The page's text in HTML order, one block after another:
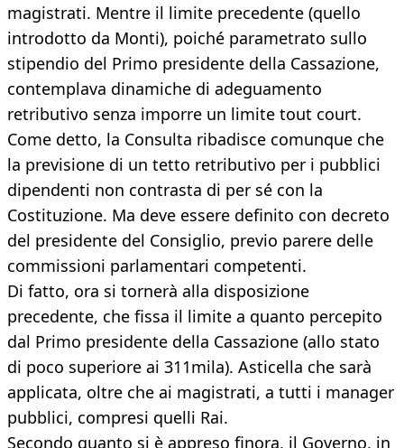
magistrati. Mentre il limite precedente (quello
introdotto da Monti), poiché parametrato sullo
stipendio del Primo presidente della Cassazione,
contemplava dinamiche di adeguamento
retributivo senza imporre un limite tout court.
Come detto, la Consulta ribadisce comunque che
la previsione di un tetto retributivo per i pubblici
dipendenti non contrasta di per sé con la
Costituzione. Ma deve essere definito con decreto
del presidente del Consiglio, previo parere delle
commissioni parlamentari competenti.
Di fatto, ora si tornerà alla disposizione
precedente, che fissa il limite a quanto percepito
dal Primo presidente della Cassazione (allo stato
di poco superiore ai 311mila). Asticella che sarà
applicata, oltre che ai magistrati, a tutti i manager
pubblici, compresi quelli Rai.
Secondo quanto si è appreso finora, il Governo, in